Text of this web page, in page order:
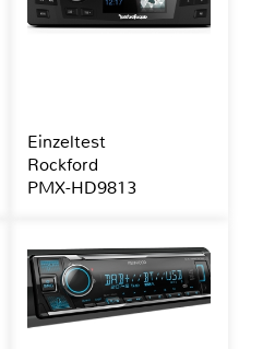
Einzeltest
Rockford
PMX-HD9813